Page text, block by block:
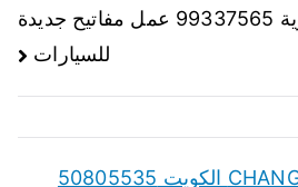
مفاتيح السيارات الكورية 99337565 عمل مفاتيح جديدة
للسيارات
قطع غيار شانجان CHANGAN الكويت 50805535